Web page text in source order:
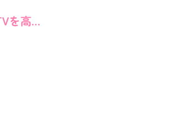
CRMデータ連動型WEB接客とは？ECのCVRとLTVを高める新常識